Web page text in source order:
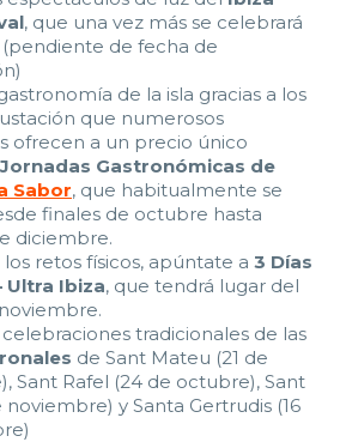
, que una vez más se celebrará
de fecha de
de la isla gracias a los
que numerosos
ofrecen a un precio único
Jornadas Gastronómicas de
Sabor, que habitualmente se
finales de octubre hasta
diciembre.
retos físicos, apúntate a 3 Días
Ultra Ibiza, que tendrá lugar del
tradicionales de las
de Sant Mateu (21 de
Sant Rafel (24 de octubre), Sant
noviembre) y Santa Gertrudis (16